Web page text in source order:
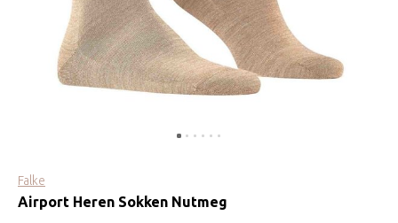
Falke
Airport Heren Sokken Nutmeg